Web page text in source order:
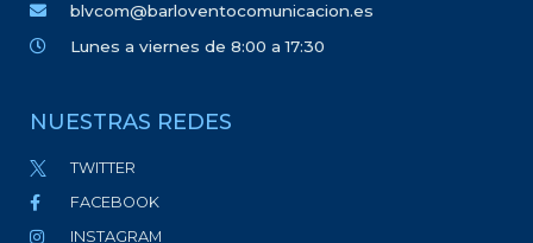
blvcom@barloventocomunicacion.es
Lunes a viernes de 8:00 a 17:30
NUESTRAS REDES
TWITTER
FACEBOOK
INSTAGRAM